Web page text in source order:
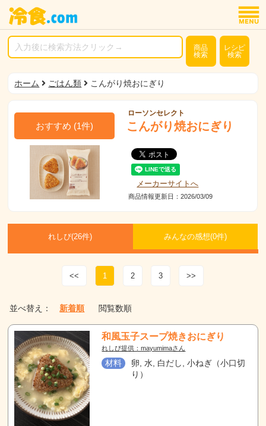
商品
検索
レシピ
検索
ホーム ごはん類 こんがり焼おにぎり
おすすめ (1件)
ローソンセレクト
こんがり焼おにぎり
メーカーサイトへ
商品情報更新日：2026/03/09
れしぴ(26件) みんなの感想(0件)
<< 1 2 3 >>
並べ替え： 新着順 閲覧数順
和風玉子スープ焼きおにぎり
れしぴ提供：mayumimaさん
材料
卵, 水, 白だし, 小ねぎ（小口切
り）